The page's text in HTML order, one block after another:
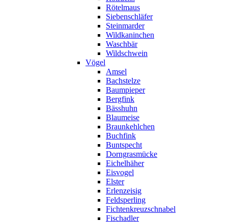
Rötelmaus
Siebenschläfer
Steinmarder
Wildkaninchen
Waschbär
Wildschwein
Vögel
Amsel
Bachstelze
Baumpieper
Bergfink
Bässhuhn
Blaumeise
Braunkehlchen
Buchfink
Buntspecht
Dorngrasmücke
Eichelhäher
Eisvogel
Elster
Erlenzeisig
Feldsperling
Fichtenkreuzschnabel
Fischadler